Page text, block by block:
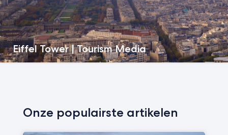
Eiffel Tower | Tourism Media
Onze populairste artikelen